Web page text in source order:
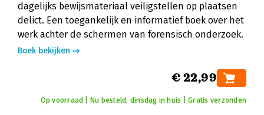
dagelijks bewijsmateriaal veiligstellen op plaatsen
delict. Een toegankelijk en informatief boek over het
werk achter de schermen van forensisch onderzoek.
Boek bekijken
€ 22,99
Op voorraad | Nu besteld, dinsdag in huis | Gratis verzonden